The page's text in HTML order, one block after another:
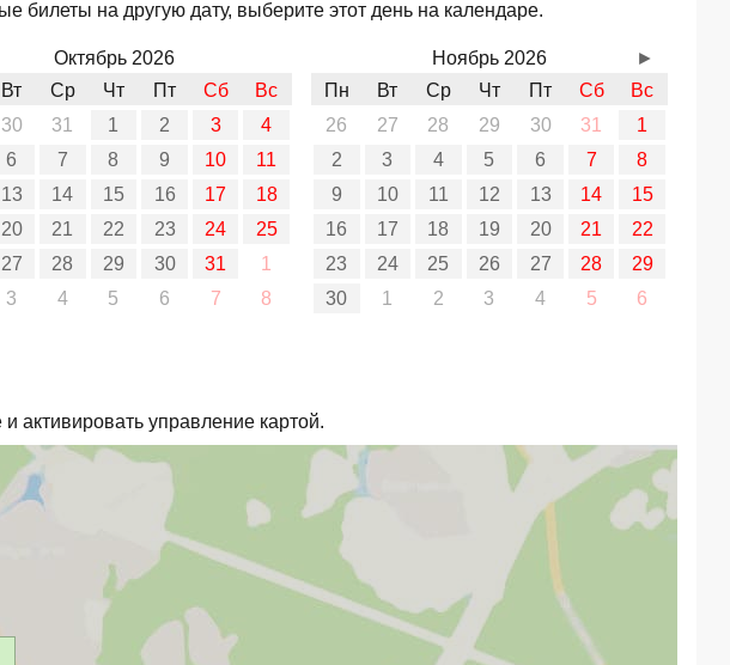
билеты на другую дату, выберите этот день на календаре.
Октябрь 2026
Вт Ср Чт Пт Сб
Вс
30 31 1 2 3
4
6 7 8 9 10
11
13 14 15 16 17
18
20 21 22 23 24
25
27 28 29 30 31
1
3 4 5 6 7 8
Ноябрь 2026
Пн
Вт Ср Чт Пт Сб
Вс
26
27 28 29 30 31
1
2
3 4 5 6 7
8
9
10 11 12 13 14
15
16
17 18 19 20 21
22
23
24 25 26 27 28
29
30
1 2 3 4 5 6
►
активировать управление картой.